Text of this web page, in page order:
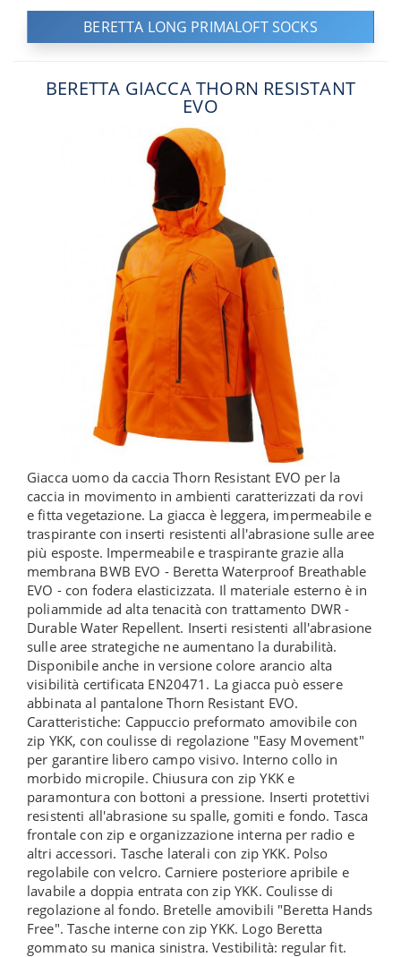
BERETTA LONG PRIMALOFT SOCKS
BERETTA GIACCA THORN RESISTANT
EVO
Giacca uomo da caccia Thorn Resistant EVO per la
caccia in movimento in ambienti caratterizzati da rovi
e fitta vegetazione. La giacca è leggera, impermeabile e
traspirante con inserti resistenti all'abrasione sulle aree
più esposte. Impermeabile e traspirante grazie alla
membrana BWB EVO - Beretta Waterproof Breathable
EVO - con fodera elasticizzata. Il materiale esterno è in
poliammide ad alta tenacità con trattamento DWR -
Durable Water Repellent. Inserti resistenti all'abrasione
sulle aree strategiche ne aumentano la durabilità.
Disponibile anche in versione colore arancio alta
visibilità certificata EN20471. La giacca può essere
abbinata al pantalone Thorn Resistant EVO.
Caratteristiche: Cappuccio preformato amovibile con
zip YKK, con coulisse di regolazione "Easy Movement"
per garantire libero campo visivo. Interno collo in
morbido micropile. Chiusura con zip YKK e
paramontura con bottoni a pressione. Inserti protettivi
resistenti all'abrasione su spalle, gomiti e fondo. Tasca
frontale con zip e organizzazione interna per radio e
altri accessori. Tasche laterali con zip YKK. Polso
regolabile con velcro. Carniere posteriore apribile e
lavabile a doppia entrata con zip YKK. Coulisse di
regolazione al fondo. Bretelle amovibili "Beretta Hands
Free". Tasche interne con zip YKK. Logo Beretta
gommato su manica sinistra. Vestibilità: regular fit.